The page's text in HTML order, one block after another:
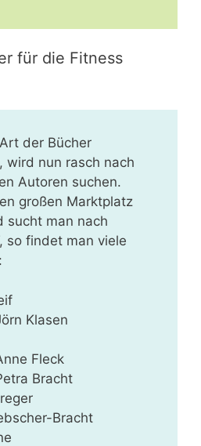
für die Fitness
der Bücher
wird nun rasch nach
Autoren suchen.
großen Marktplatz
sucht man nach
so findet man viele
Klasen
Fleck
Bracht
Bracht